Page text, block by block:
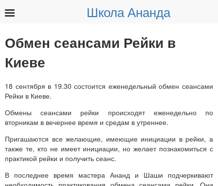
Школа Ананда
Обмен сеансами Рейки в
Киеве
18 сентября в 19.30 состоится еженедельный обмен сеансами
Рейки в Киеве.
Обмены сеансами рейки происходят еженедельно по
вторникам в вечернее время и средам в утреннее.
Пригашаются все желающие, имеющие инициации в рейки, а
также те, кто не имеет инициации, но желает познакомиться с
практикой рейки и получить сеанс.
В последнее время мастера Ананд и Шаши подчеркивают